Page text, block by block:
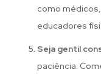
como
educadores
Seja gentil
paciência.